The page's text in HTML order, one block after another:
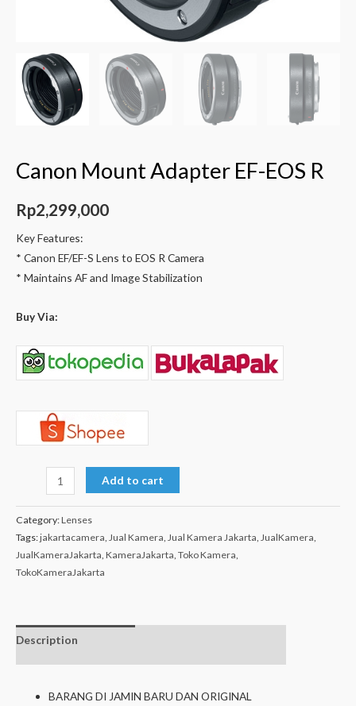
Canon Mount Adapter EF-EOS R
Rp2,299,000
Key Features:
* Canon EF/EF-S Lens to EOS R Camera
* Maintains AF and Image Stabilization
Buy Via:
Add to cart
Category:Lenses
Tags:jakartacamera Jual Kamera Jual Kamera Jakarta JualKamera
JualKameraJakarta KameraJakarta Toko Kamera
TokoKameraJakarta
Description
BARANG DI JAMIN BARU DAN ORIGINAL